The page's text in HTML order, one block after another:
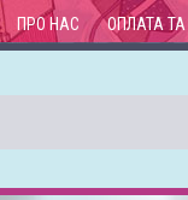
ПРО НАС ОПЛАТА